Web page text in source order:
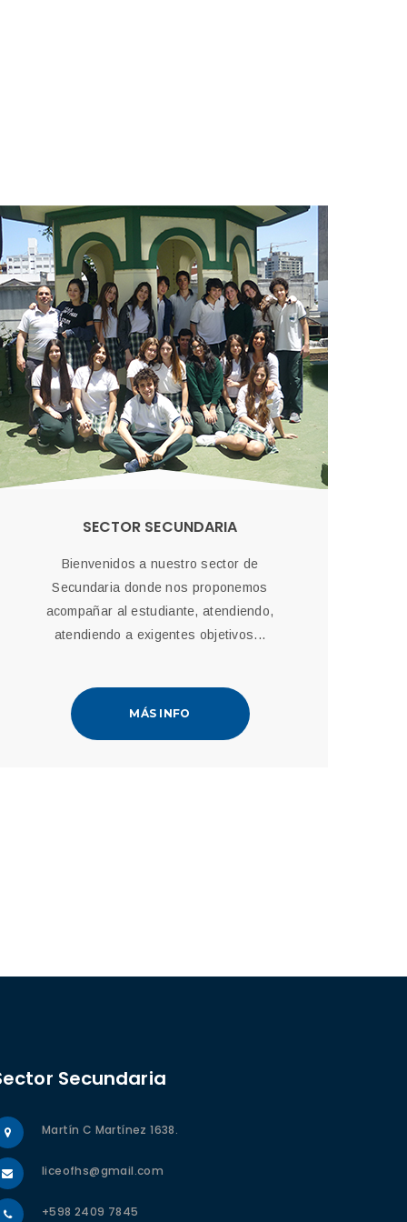
SECTOR SECUNDARIA
Bienvenidos a nuestro sector de
Secundaria donde nos proponemos
acompañar al estudiante, atendiendo,
atendiendo a exigentes objetivos...
MÁS INFO
Secundaria
Martín C Martínez 1638.
liceofhs@gmail.com
+598 2409 7845